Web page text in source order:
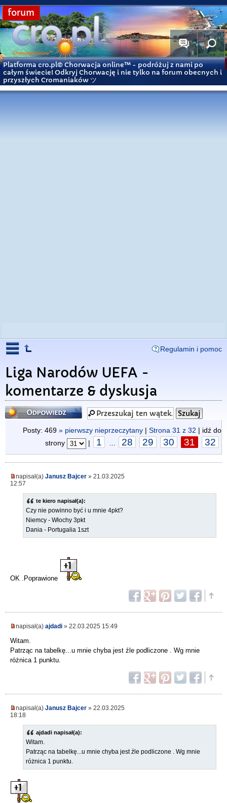
forum
Platforma cro.pl© Chorwacja online™ - podróżuj z nami po
całym świecie! Odkryj Chorwację i nie tylko na forum obecnych i
przyszłych Cromaniaków ツ
Regulamin i pomoc
Liga Narodów UEFA -
komentarze & dyskusja
Odpowiedz
Posty: 469 » pierwszy nieprzeczytany | Strona 31 z 32 | idź do
strony
| 1 28 29 30 31 32
napisał(a) Janusz Bajcer » 21.03.2025
12:57
te kiero napisał(a):
Czy nie powinno być i u mnie 4pkt?
Niemcy - Włochy 3pkt
Dania - Portugalia 1szt
OK .Poprawione
napisał(a) ajdadi » 22.03.2025 15:49
Witam.
Patrząc na tabelkę...u mnie chyba jest źle podliczone . Wg mnie
różnica 1 punktu.
napisał(a) Janusz Bajcer » 22.03.2025
18:18
ajdadi napisał(a):
Witam.
Patrząc na tabelkę...u mnie chyba jest źle podliczone . Wg mnie
różnica 1 punktu.